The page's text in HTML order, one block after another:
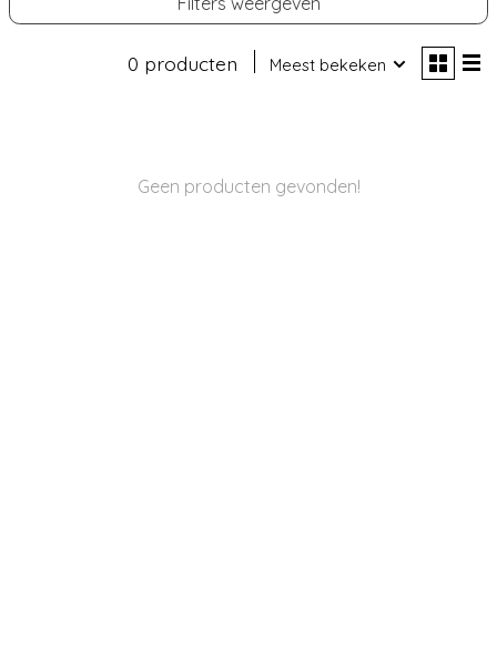
0 producten Meest bekeken
Geen producten gevonden!